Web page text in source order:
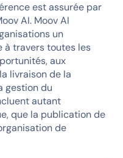
est assurée par
AI. Moov AI
un
à travers toutes les
aux
livraison de la
gestion du
autant
que la publication de
de